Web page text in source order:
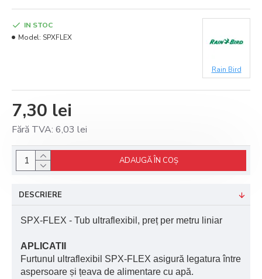
7,30 lei
Fără TVA: 6,03 lei
IN STOC
Model: SPXFLEX
Rain Bird
ADAUGĂ ÎN COŞ
DESCRIERE
SPX-FLEX - Tub ultraflexibil, preț per metru liniar
APLICATII
Furtunul ultraflexibil SPX-FLEX asigură legatura între
aspersoare și țeava de alimentare cu apă.